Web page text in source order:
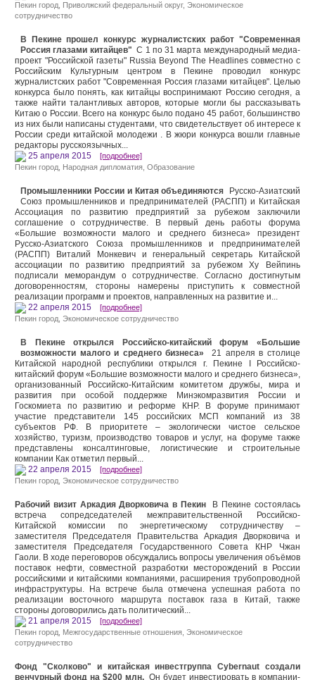
Пекин город , Приволжский федеральный округ, Экономическое
сотрудничество
В Пекине прошел конкурс журналистских работ "Современная
Россия глазами китайцев" С 1 по 31 марта международный медиа-
проект "Российской газеты" Russia Веуond Тhе Headlines совместно с
Российским Культурным центром в Пекине проводил конкурс
журналистских работ "Современная Россия глазами китайцев". Целью
конкурса было понять, как китайцы воспринимают Россию сегодня, а
также найти талантливых авторов, которые могли бы рассказывать
Китаю о России. Всего на конкурс было подано 45 работ, большинство
из них были написаны студентами, что свидетельствует об интересе к
России среди китайской молодежи . В жюри конкурса вошли главные
редакторы русскоязычных...
25 апреля 2015 [подробнее]
Пекин город Народная дипломатия Образование
Промышленники России и Китая объединяются Русско-Азиатский
Союз промышленников и предпринимателей (РАСПП) и Китайская
Ассоциация по развитию предприятий за рубежом заключили
соглашение о сотрудничестве. В первый день работы форума
«Большие возможности малого и среднего бизнеса» президент
Русско-Азиатского Союза промышленников и предпринимателей
(РАСПП) Виталий Монкевич и генеральный секретарь Китайской
ассоциации по развитию предприятий за рубежом Ху Вейпинь
подписали меморандум о сотрудничестве. Согласно достигнутым
договоренностям, стороны намерены приступить к совместной
реализации программ и проектов, направленных на развитие и...
22 апреля 2015 [подробнее]
Пекин город Экономическое сотрудничество
В Пекине открылся Российско-китайский форум «Большие
возможности малого и среднего бизнеса» 21 апреля в столице
Китайской народной республики открылся г. Пекине I Российско-
китайский форум «Большие возможности малого и среднего бизнеса»,
организованный Российско-Китайским комитетом дружбы, мира и
развития при особой поддержке Минэкомразвития России и
Госкомиета по развитию и реформе КНР. В форуме принимают
участие представители 145 российских МСП компаний из 38
субъектов РФ. В приоритете – экологически чистое сельское
хозяйство, туризм, производство товаров и услуг, на форуме также
представлены консалтинговые, логистические и строительные
компании Как отметил первый...
22 апреля 2015 [подробнее]
Пекин город Экономическое сотрудничество
Рабочий визит Аркадия Дворковича в ПекинВ Пекине состоялась
встреча сопредседателей межправительственной Российско-
Китайской комиссии по энергетическому сотрудничеству –
заместителя Председателя Правительства Аркадия Дворковича и
заместителя Председателя Государственного Совета КНР Чжан
Гаоли. В ходе переговоров обсуждались вопросы увеличения объёмов
поставок нефти, совместной разработки месторождений в России
российскими и китайскими компаниями, расширения трубопроводной
инфраструктуры. На встрече была отмечена успешная работа по
реализации восточного маршрута поставок газа в Китай, также
стороны договорились дать политический...
21 апреля 2015 [подробнее]
Пекин город Межгосударственные отношения Экономическое
сотрудничество
Фонд "Сколково" и китайская инвестгруппа Cybernaut создали
венчурный фонд на $200 млн.Он будет инвестировать в компании-